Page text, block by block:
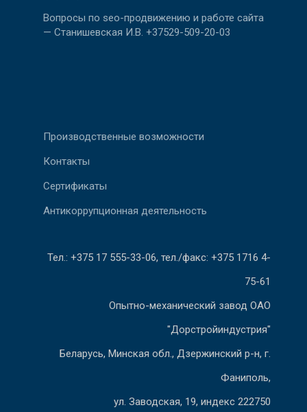
Вопросы по seo-продвижению и работе сайта
— Станишевская И.В. +37529-509-20-03
Производственные возможности
Контакты
Сертификаты
Антикоррупционная деятельность
Тел.: +375 17 555-33-06, тел./факс: +375 1716 4-
75-61
Опытно-механический завод ОАО
"Дорстройиндустрия"
Беларусь, Минская обл., Дзержинский р-н, г.
Фаниполь,
ул. Заводская, 19, индекс 222750